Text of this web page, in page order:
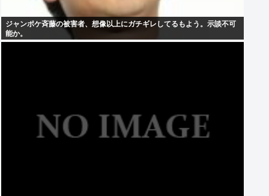
ジャンポケ斉藤の被害者、想像以上にガチギレしてるもよう。示談不可
能か。